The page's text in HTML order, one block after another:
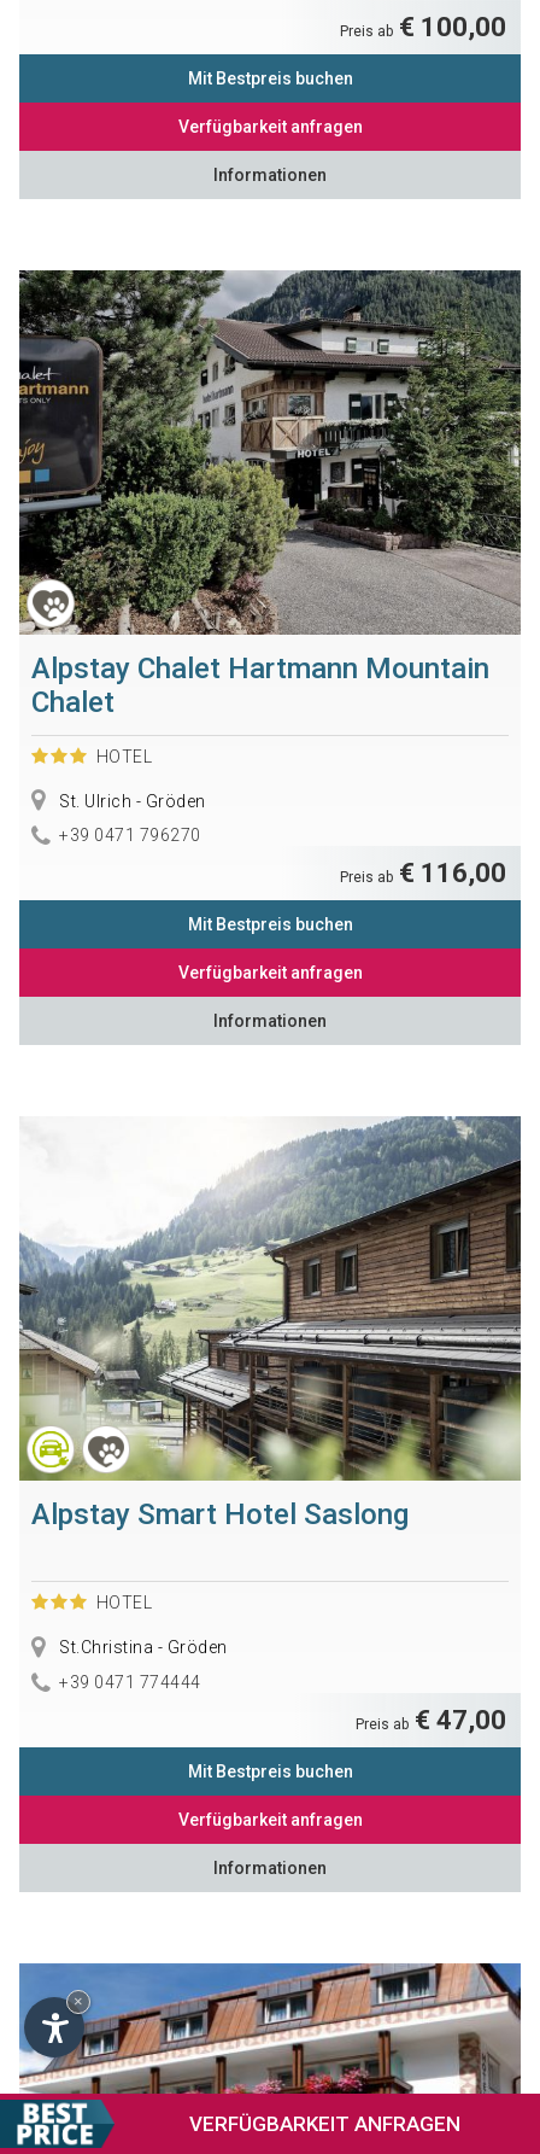
VERFÜGBARKEIT ANFRAGEN
Preis ab € 100,00
Mit Bestpreis buchen
Verfügbarkeit anfragen
Informationen
Alpstay Chalet Hartmann Mountain
Chalet
HOTEL
St. Ulrich - Gröden
+39 0471 796270
Preis ab € 116,00
Mit Bestpreis buchen
Verfügbarkeit anfragen
Informationen
Alpstay Smart Hotel Saslong
HOTEL
St.Christina - Gröden
+39 0471 774444
Preis ab € 47,00
Mit Bestpreis buchen
Verfügbarkeit anfragen
Informationen
×